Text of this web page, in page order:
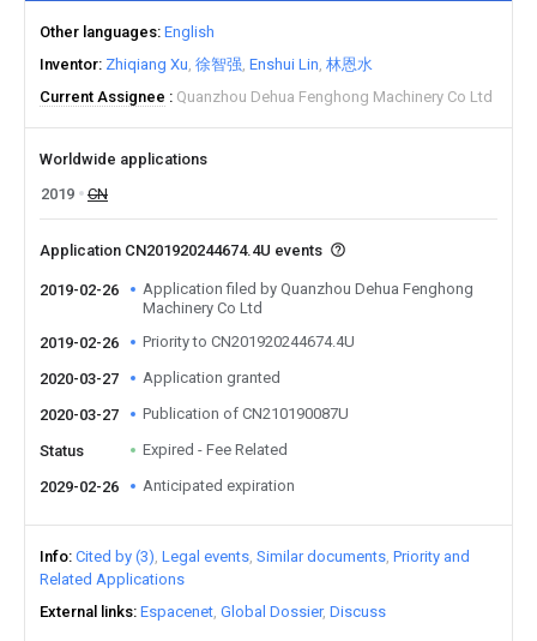
Other languages English
Inventor Zhiqiang Xu 徐智强 Enshui Lin 林恩水
Current Assignee
Quanzhou Dehua Fenghong Machinery Co Ltd
Worldwide applications
2019
CN
Application CN201920244674.4U events
2019-02-26
Application filed by Quanzhou Dehua Fenghong
Machinery Co Ltd
2019-02-26
Priority to CN201920244674.4U
2020-03-27 Application granted
2020-03-27 Publication of CN210190087U
Status Expired - Fee Related
2029-02-26 Anticipated expiration
Info Cited by (3) Legal events Similar documents Priority and
Related Applications
External links Espacenet Global Dossier Discuss